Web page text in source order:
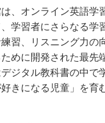
、オンライン英語学
学習者にさらなる学
習、リスニング力の
めに開発された最先
ジタル教科書の中で
きになる児童」を育